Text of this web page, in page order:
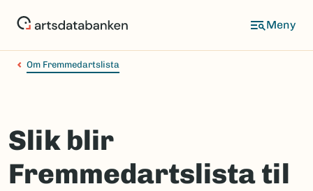
Om Fremmedartslista
Slik blir
Fremmedartslista til